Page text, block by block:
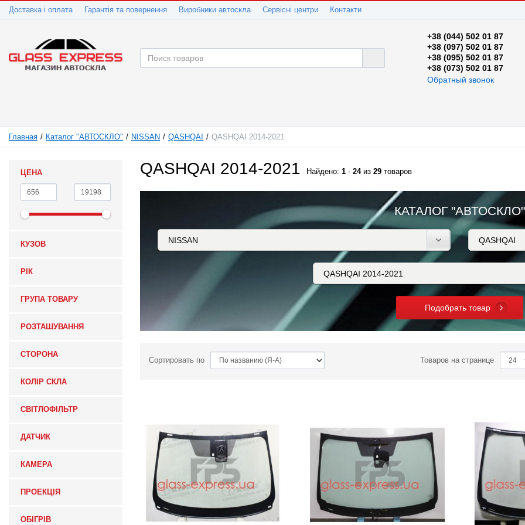
Доставка і оплата Гарантія та повернення Виробники автоскла Сервісні центри Контакти
+38 (044) 502 01 87
+38 (097) 502 01 87
+38 (095) 502 01 87
+38 (073) 502 01 87
Обратный звонок
Главная Каталог "АВТОСКЛО" NISSAN QASHQAI QASHQAI 2014-2021
ЦЕНА
КУЗОВ
РІК
ГРУПА ТОВАРУ
РОЗТАШУВАННЯ
СТОРОНА
КОЛІР СКЛА
СВІТЛОФІЛЬТР
ДАТЧИК
КАМЕРА
ПРОЕКЦІЯ
ОБІГРІВ
QASHQAI 2014-2021 Найдено: 1 - 24из 29 товаров
КАТАЛОГ "АВТОСКЛО"
Подобрать товар
Сортировать по Товаров на странице